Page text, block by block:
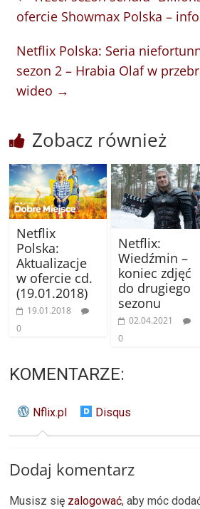
ofercie Showmax Polska –
Netflix Polska: Seria
sezon 2 – Hrabia Olaf w
wideo →
Zobacz również
Netflix
Polska:
Aktualizacje
w ofercie cd.
(19.01.2018)
19.01.2018
0
Netflix:
Wiedźmin –
koniec zdjęć
do drugiego
sezonu
02.04.2021
0
KOMENTARZE:
Nflix.pl Disqus
Dodaj komentarz
Musisz się zalogować, aby móc